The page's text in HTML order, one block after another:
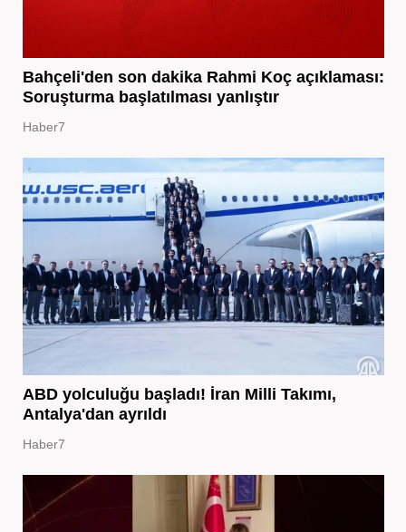
Bahçeli'den son dakika Rahmi Koç açıklaması:
Soruşturma başlatılması yanlıştır
Haber7
ABD yolculuğu başladı! İran Milli Takımı,
Antalya'dan ayrıldı
Haber7